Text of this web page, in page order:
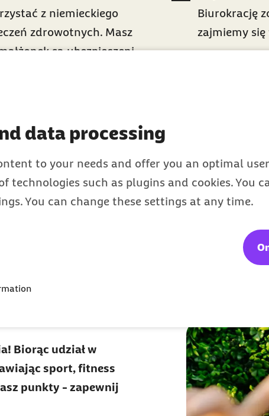
data processing
to your needs and offer you an optimal
technologies such as plugins and cookies.
You can change these settings at any time.
z niemieckiego
zdrowotnych. Masz
są ubezpieczeni
Biurokrację
zajmiemy się
zapewniająca
zadzwonić
Biorąc udział w
sport, fitness
punkty - zapewnij